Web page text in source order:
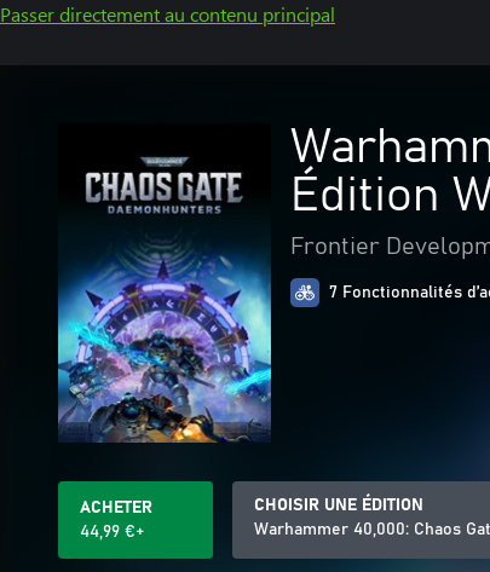
Passer directement au contenu principal
Édition
Frontier
7 Fonctionnalités
ACHETER
44,99 €+
CHOISIR UNE ÉDITION
Warhammer 40,000: Chaos